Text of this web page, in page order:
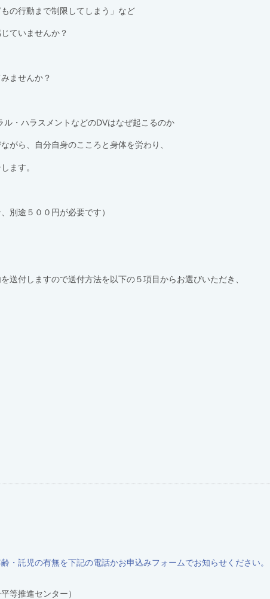
の行動まで制限してしまう」など
ていませんか？
ませんか？
・ハラスメントなどのDVはなぜ起こるのか
がら、自分自身のこころと身体を労わり、
ます。
途５００円が必要です）
送付しますので送付方法を以下の５項目からお選びいただき、
・託児の有無を下記の電話かお申込みフォームでお知らせください。
等推進センター）